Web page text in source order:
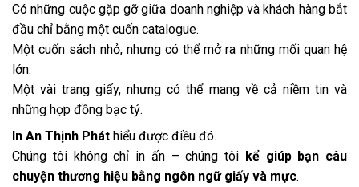
Có những cuộc gặp gỡ giữa doanh nghiệp và khách hàng bắt
đầu chỉ bằng một cuốn catalogue.
Một cuốn sách nhỏ, nhưng có thể mở ra những mối quan hệ
lớn.
Một vài trang giấy, nhưng có thể mang về cả niềm tin và
những hợp đồng bạc tỷ.
In An Thịnh Phát hiểu được điều đó.
Chúng tôi không chỉ in ấn – chúng tôi kể giúp bạn câu
chuyện thương hiệu bằng ngôn ngữ giấy và mực.